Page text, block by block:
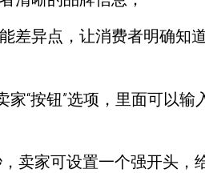
差异点，让消费者明确
“按钮”选项，里面可以
卖家可设置一个强开头